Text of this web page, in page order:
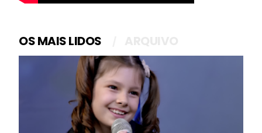
OS MAIS LIDOS